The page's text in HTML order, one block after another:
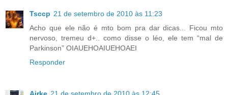
Tsccp 21 de setembro de 2010 às 11:23
Acho que ele não é mto bom pra dar dicas... Ficou mto
nervoso, tremeu d+.. como disse o léo, ele tem “mal de
Parkinson” OIAUEHOAIUEHOAEI
Responder